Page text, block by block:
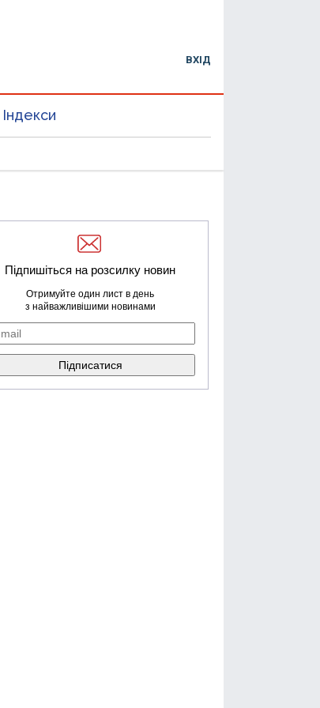
ВХІД
Індекси
Підпишіться на розсилку новин
Отримуйте один лист в день
з найважливішими новинами